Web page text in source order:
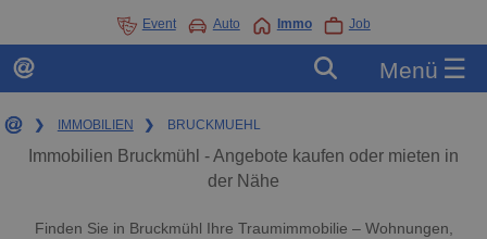
Event Auto Immo Job
Menü ☰
❯ IMMOBILIEN ❯ BRUCKMUEHL
Immobilien Bruckmühl - Angebote kaufen oder mieten in
der Nähe
Finden Sie in Bruckmühl Ihre Traumimmobilie – Wohnungen,